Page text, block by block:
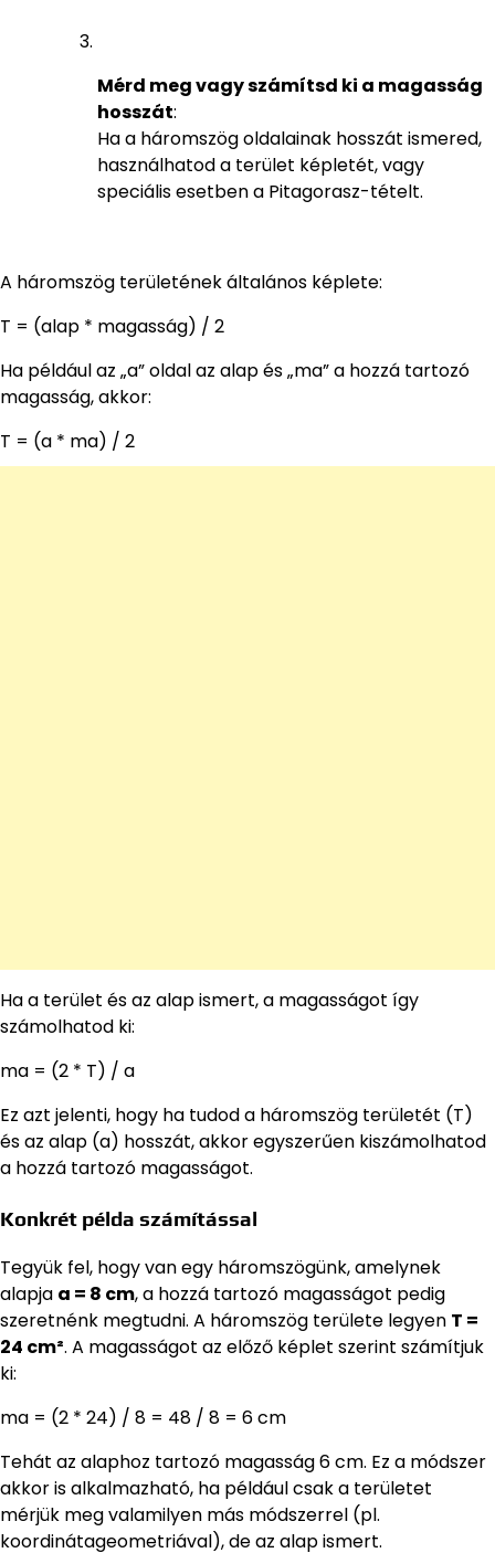
Mérd meg vagy számítsd ki a magasság
hosszát:
Ha a háromszög oldalainak hosszát ismered,
használhatod a terület képletét, vagy
speciális esetben a Pitagorasz-tételt.
A háromszög területének általános képlete:
T = (alap * magasság) / 2
Ha például az „a” oldal az alap és „ma” a hozzá tartozó
magasság, akkor:
T = (a * ma) / 2
Ha a terület és az alap ismert, a magasságot így
számolhatod ki:
ma = (2 * T) / a
Ez azt jelenti, hogy ha tudod a háromszög területét (T)
és az alap (a) hosszát, akkor egyszerűen kiszámolhatod
a hozzá tartozó magasságot.
Konkrét példa számítással
Tegyük fel, hogy van egy háromszögünk, amelynek
alapja a = 8 cm, a hozzá tartozó magasságot pedig
szeretnénk megtudni. A háromszög területe legyen T =
24 cm². A magasságot az előző képlet szerint számítjuk
ki:
ma = (2 * 24) / 8 = 48 / 8 = 6 cm
Tehát az alaphoz tartozó magasság 6 cm. Ez a módszer
akkor is alkalmazható, ha például csak a területet
mérjük meg valamilyen más módszerrel (pl.
koordinátageometriával), de az alap ismert.